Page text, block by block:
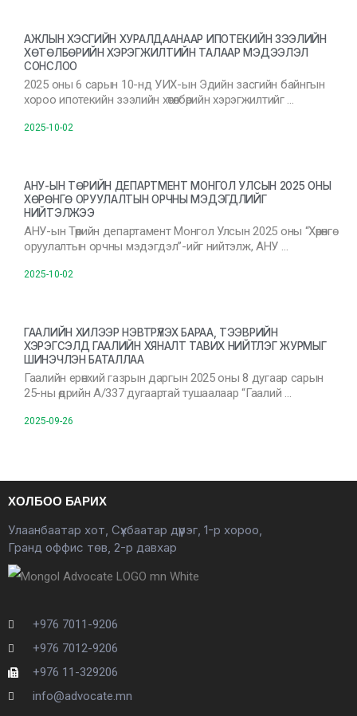
АЖЛЫН ХЭСГИЙН ХУРАЛДААНААР ИПОТЕКИЙН ЗЭЭЛИЙН
ХӨТӨЛБӨРИЙН ХЭРЭГЖИЛТИЙН ТАЛААР МЭДЭЭЛЭЛ
СОНСЛОО
2025 оны 6 сарын 10-нд УИХ-ын Эдийн засгийн байнгын
хороо ипотекийн зээлийн хөтөлбөрийн хэрэгжилтийг …
2025-10-02
АНУ-ЫН ТӨРИЙН ДЕПАРТМЕНТ МОНГОЛ УЛСЫН 2025 ОНЫ
ХӨРӨНГӨ ОРУУЛАЛТЫН ОРЧНЫ МЭДЭГДЛИЙГ
НИЙТЭЛЖЭЭ
АНУ-ын Төрийн департамент Монгол Улсын 2025 оны “Хөрөнгө
оруулалтын орчны мэдэгдэл”-ийг нийтэлж, АНУ …
2025-10-02
ГААЛИЙН ХИЛЭЭР НЭВТРҮҮЛЭХ БАРАА, ТЭЭВРИЙН
ХЭРЭГСЭЛД ГААЛИЙН ХЯНАЛТ ТАВИХ НИЙТЛЭГ ЖУРМЫГ
ШИНЭЧЛЭН БАТАЛЛАА
Гаалийн ерөнхий газрын даргын 2025 оны 8 дугаар сарын
25-ны өдрийн А/337 дугаартай тушаалаар “Гаалий …
2025-09-26
ХОЛБОО БАРИХ
Улаанбаатар хот, Сүхбаатар дүүрэг, 1-р хороо,
Гранд оффис төв, 2-р давхар
+976 7011-9206
+976 7012-9206
+976 11-329206
info@advocate.mn